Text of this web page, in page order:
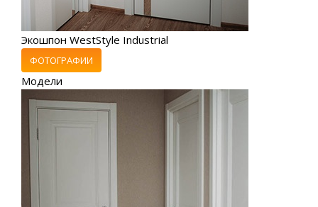
Экошпон WestStyle Industrial
ФОТОГРАФИИ
Модели